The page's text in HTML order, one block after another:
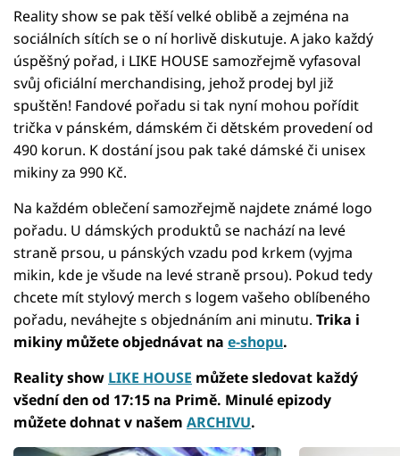
Reality show se pak těší velké oblibě a zejména na
sociálních sítích se o ní horlivě diskutuje. A jako každý
úspěšný pořad, i LIKE HOUSE samozřejmě vyfasoval
svůj oficiální merchandising, jehož prodej byl již
spuštěn! Fandové pořadu si tak nyní mohou pořídit
trička v pánském, dámském či dětském provedení od
490 korun. K dostání jsou pak také dámské či unisex
mikiny za 990 Kč.
Na každém oblečení samozřejmě najdete známé logo
pořadu. U dámských produktů se nachází na levé
straně prsou, u pánských vzadu pod krkem (vyjma
mikin, kde je všude na levé straně prsou). Pokud tedy
chcete mít stylový merch s logem vašeho oblíbeného
pořadu, neváhejte s objednáním ani minutu. Trika i
mikiny můžete objednávat na e-shopu.
Reality show LIKE HOUSE můžete sledovat každý
všední den od 17:15 na Primě. Minulé epizody
můžete dohnat v našem ARCHIVU.